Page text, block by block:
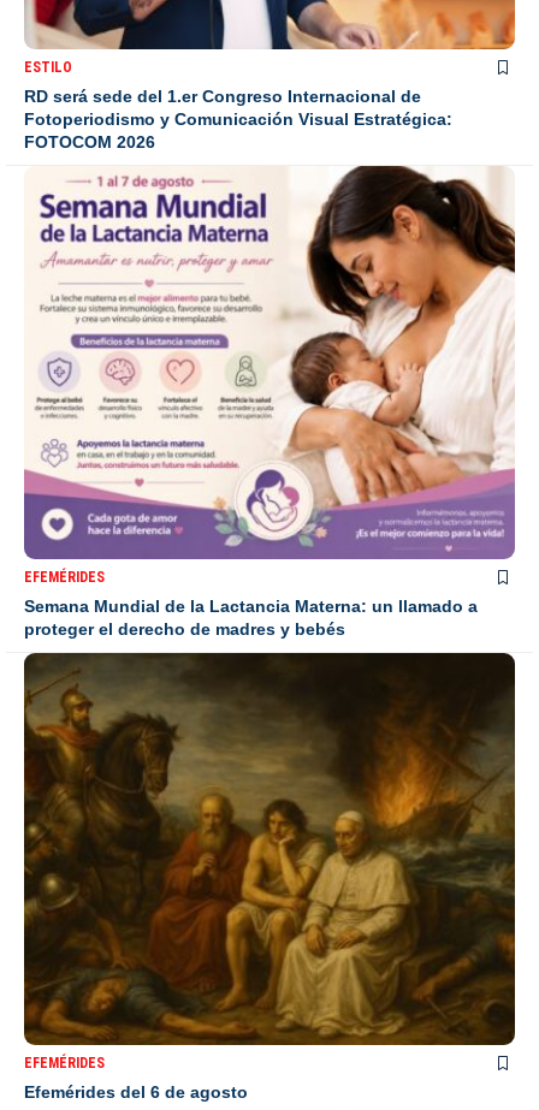
ESTILO
RD será sede del 1.er Congreso Internacional de
Fotoperiodismo y Comunicación Visual Estratégica:
FOTOCOM 2026
EFEMÉRIDES
Semana Mundial de la Lactancia Materna: un llamado a
proteger el derecho de madres y bebés
EFEMÉRIDES
Efemérides del 6 de agosto